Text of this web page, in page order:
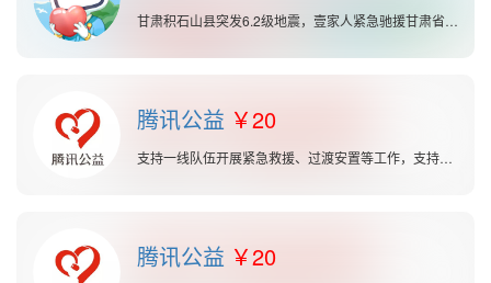
甘肃积石山县突发6.2级地震，壹家人紧急驰援甘肃省积石山县及周边受灾地区的人群。
腾讯公益 20
支持一线队伍开展紧急救援、过渡安置等工作，支持全体村民
腾讯公益 20